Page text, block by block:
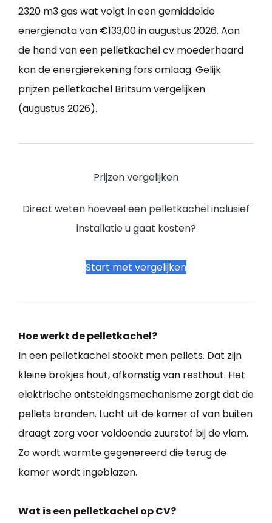
2320 m3 gas wat volgt in een gemiddelde
energienota van €133,00 in augustus 2026. Aan
de hand van een pelletkachel cv moederhaard
kan de energierekening fors omlaag. Gelijk
prijzen pelletkachel Britsum vergelijken
(augustus 2026).
Prijzen vergelijken
Direct weten hoeveel een pelletkachel inclusief
installatie u gaat kosten?
Start met vergelijken
Hoe werkt de pelletkachel?
In een pelletkachel stookt men pellets. Dat zijn
kleine brokjes hout, afkomstig van resthout. Het
elektrische ontstekingsmechanisme zorgt dat de
pellets branden. Lucht uit de kamer of van buiten
draagt zorg voor voldoende zuurstof bij de vlam.
Zo wordt warmte gegenereerd die terug de
kamer wordt ingeblazen.
Wat is een pelletkachel op CV?